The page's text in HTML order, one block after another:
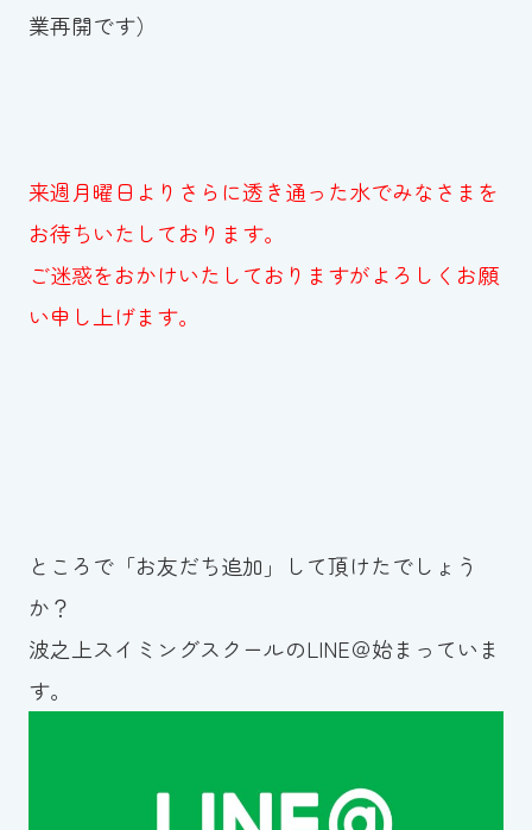
業再開です）
来週月曜日よりさらに透き通った水でみなさまを
お待ちいたしております。
ご迷惑をおかけいたしておりますがよろしくお願
い申し上げます。
ところで「お友だち追加」して頂けたでしょう
か？
波之上スイミングスクールのLINE＠始まっていま
す。